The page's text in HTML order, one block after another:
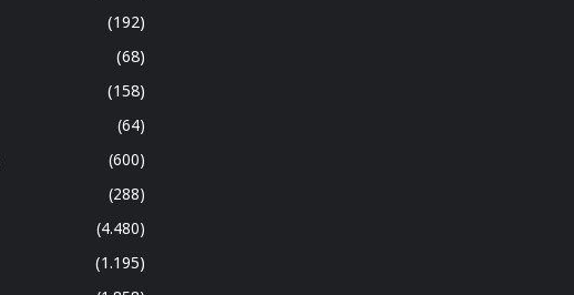
(192)
(68)
(158)
(64)
(600)
(288)
(4.480)
(1.195)